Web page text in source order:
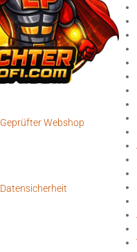
Geprüfter Webshop
Datensicherheit